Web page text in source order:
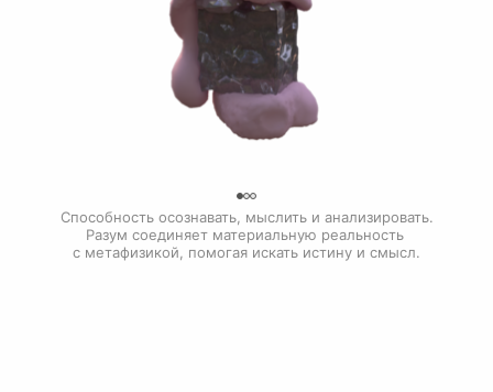
Способность осознавать, мыслить и анализировать.
Разум соединяет материальную реальность
с метафизикой, помогая искать истину и смысл.